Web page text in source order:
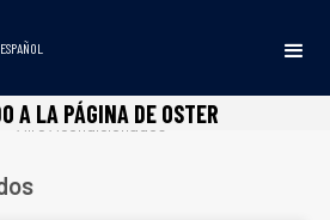
ESPAÑOL
A LA PÁGINA DE OSTER
• Aire Acondicionados